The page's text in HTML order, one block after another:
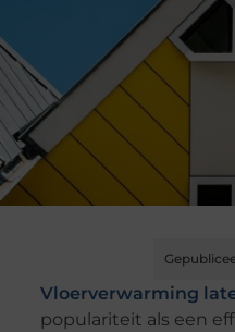
Vloerverwarming
populariteit als een